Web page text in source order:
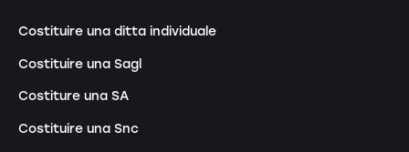
Costituire una ditta individuale
Costituire una Sagl
Costiture una SA
Costituire una Snc